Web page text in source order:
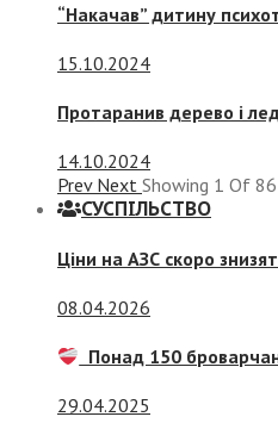
“Накачав” дитину
15.10.2024
Протаранив дерево і
14.10.2024
Prev Next Showing 1 Of 86
СУСПIЛЬСТВО
Ціни на АЗС скоро
08.04.2026
Понад 150
29.04.2025